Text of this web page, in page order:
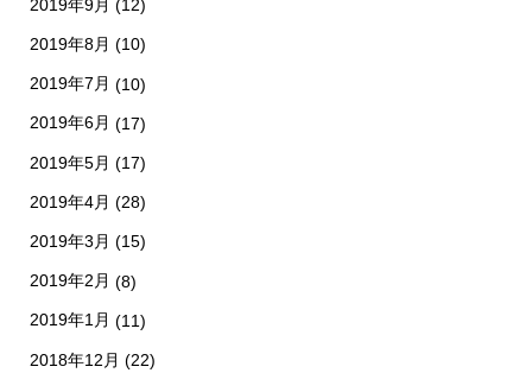
2019年9月 (12)
2019年8月 (10)
2019年7月 (10)
2019年6月 (17)
2019年5月 (17)
2019年4月 (28)
2019年3月 (15)
2019年2月 (8)
2019年1月 (11)
2018年12月 (22)